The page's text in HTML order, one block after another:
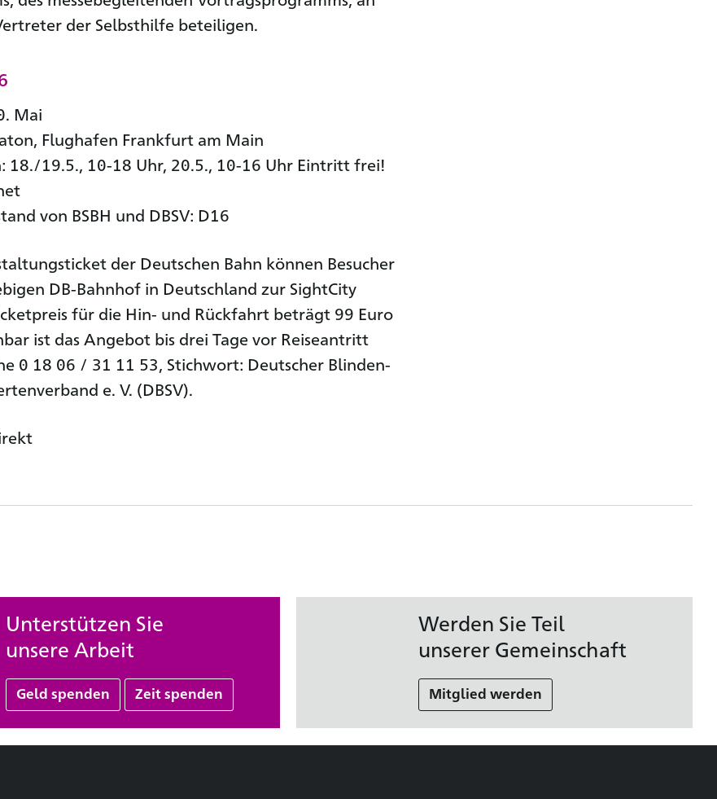
der Selbsthilfe beteiligen.
Mai
Flughafen Frankfurt am Main
18./19.5., 10-18 Uhr, 20.5., 10-16 Uhr Eintritt frei!
von BSBH und DBSV: D16
der Deutschen Bahn können Besucher
DB-Bahnhof in Deutschland zur SightCity
für die Hin- und Rückfahrt beträgt 99 Euro
ist das Angebot bis drei Tage vor Reiseantritt
0 18 06 / 31 11 53, Stichwort: Deutscher Blinden-
e. V. (DBSV).
Unterstützen Sie
unsere Arbeit
Geld spenden Zeit spenden
Werden Sie Teil
unserer Gemeinschaft
Mitglied werden